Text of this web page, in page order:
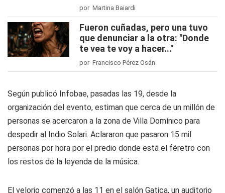
por Martina Baiardi
Fueron cuñadas, pero una tuvo
que denunciar a la otra: "Donde
te vea te voy a hacer..."
por Francisco Pérez Osán
Según publicó Infobae, pasadas las 19, desde la
organización del evento, estiman que cerca de un millón de
personas se acercaron a la zona de Villa Domínico para
despedir al Indio Solari. Aclararon que pasaron 15 mil
personas por hora por el predio donde está el féretro con
los restos de la leyenda de la música.
El velorio comenzó a las 11 en el salón Gatica, un auditorio